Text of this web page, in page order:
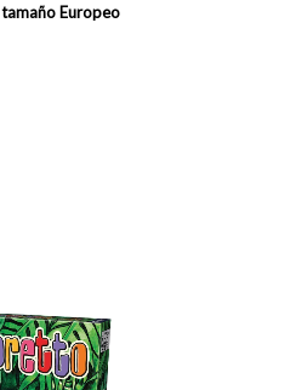
tamaño Europeo